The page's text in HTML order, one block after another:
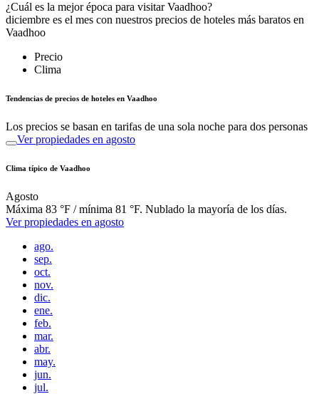
¿Cuál es la mejor época para visitar Vaadhoo?
diciembre es el mes con nuestros precios de hoteles más baratos en
Vaadhoo
Precio
Clima
Tendencias de precios de hoteles en Vaadhoo
Los precios se basan en tarifas de una sola noche para dos personas
Ver propiedades en agosto
Clima típico de Vaadhoo
Agosto
Máxima 83 °F / mínima 81 °F. Nublado la mayoría de los días.
Ver propiedades en agosto
ago.
sep.
oct.
nov.
dic.
ene.
feb.
mar.
abr.
may.
jun.
jul.